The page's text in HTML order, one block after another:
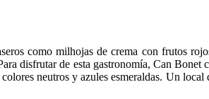
como milhojas de crema con frutos
disfrutar de esta gastronomía, Can
neutros y azules esmeraldas. Un